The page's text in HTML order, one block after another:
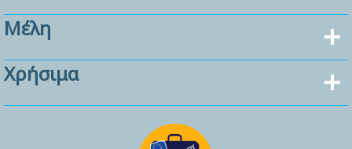
Μέλη
Χρήσιμα